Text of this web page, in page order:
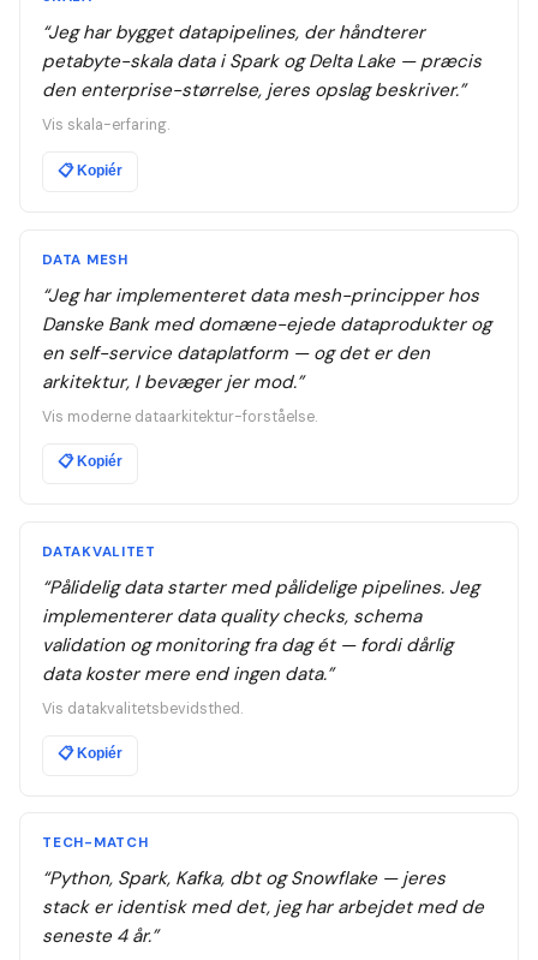
“Jeg har bygget datapipelines, der håndterer
petabyte-skala data i Spark og Delta Lake — præcis
den enterprise-størrelse, jeres opslag beskriver.”
Vis skala-erfaring.
📋Kopiér
DATA MESH
“Jeg har implementeret data mesh-principper hos
Danske Bank med domæne-ejede dataprodukter og
en self-service dataplatform — og det er den
arkitektur, I bevæger jer mod.”
Vis moderne dataarkitektur-forståelse.
📋Kopiér
DATAKVALITET
“Pålidelig data starter med pålidelige pipelines. Jeg
implementerer data quality checks, schema
validation og monitoring fra dag ét — fordi dårlig
data koster mere end ingen data.”
Vis datakvalitetsbevidsthed.
📋Kopiér
TECH-MATCH
“Python, Spark, Kafka, dbt og Snowflake — jeres
stack er identisk med det, jeg har arbejdet med de
seneste 4 år.”